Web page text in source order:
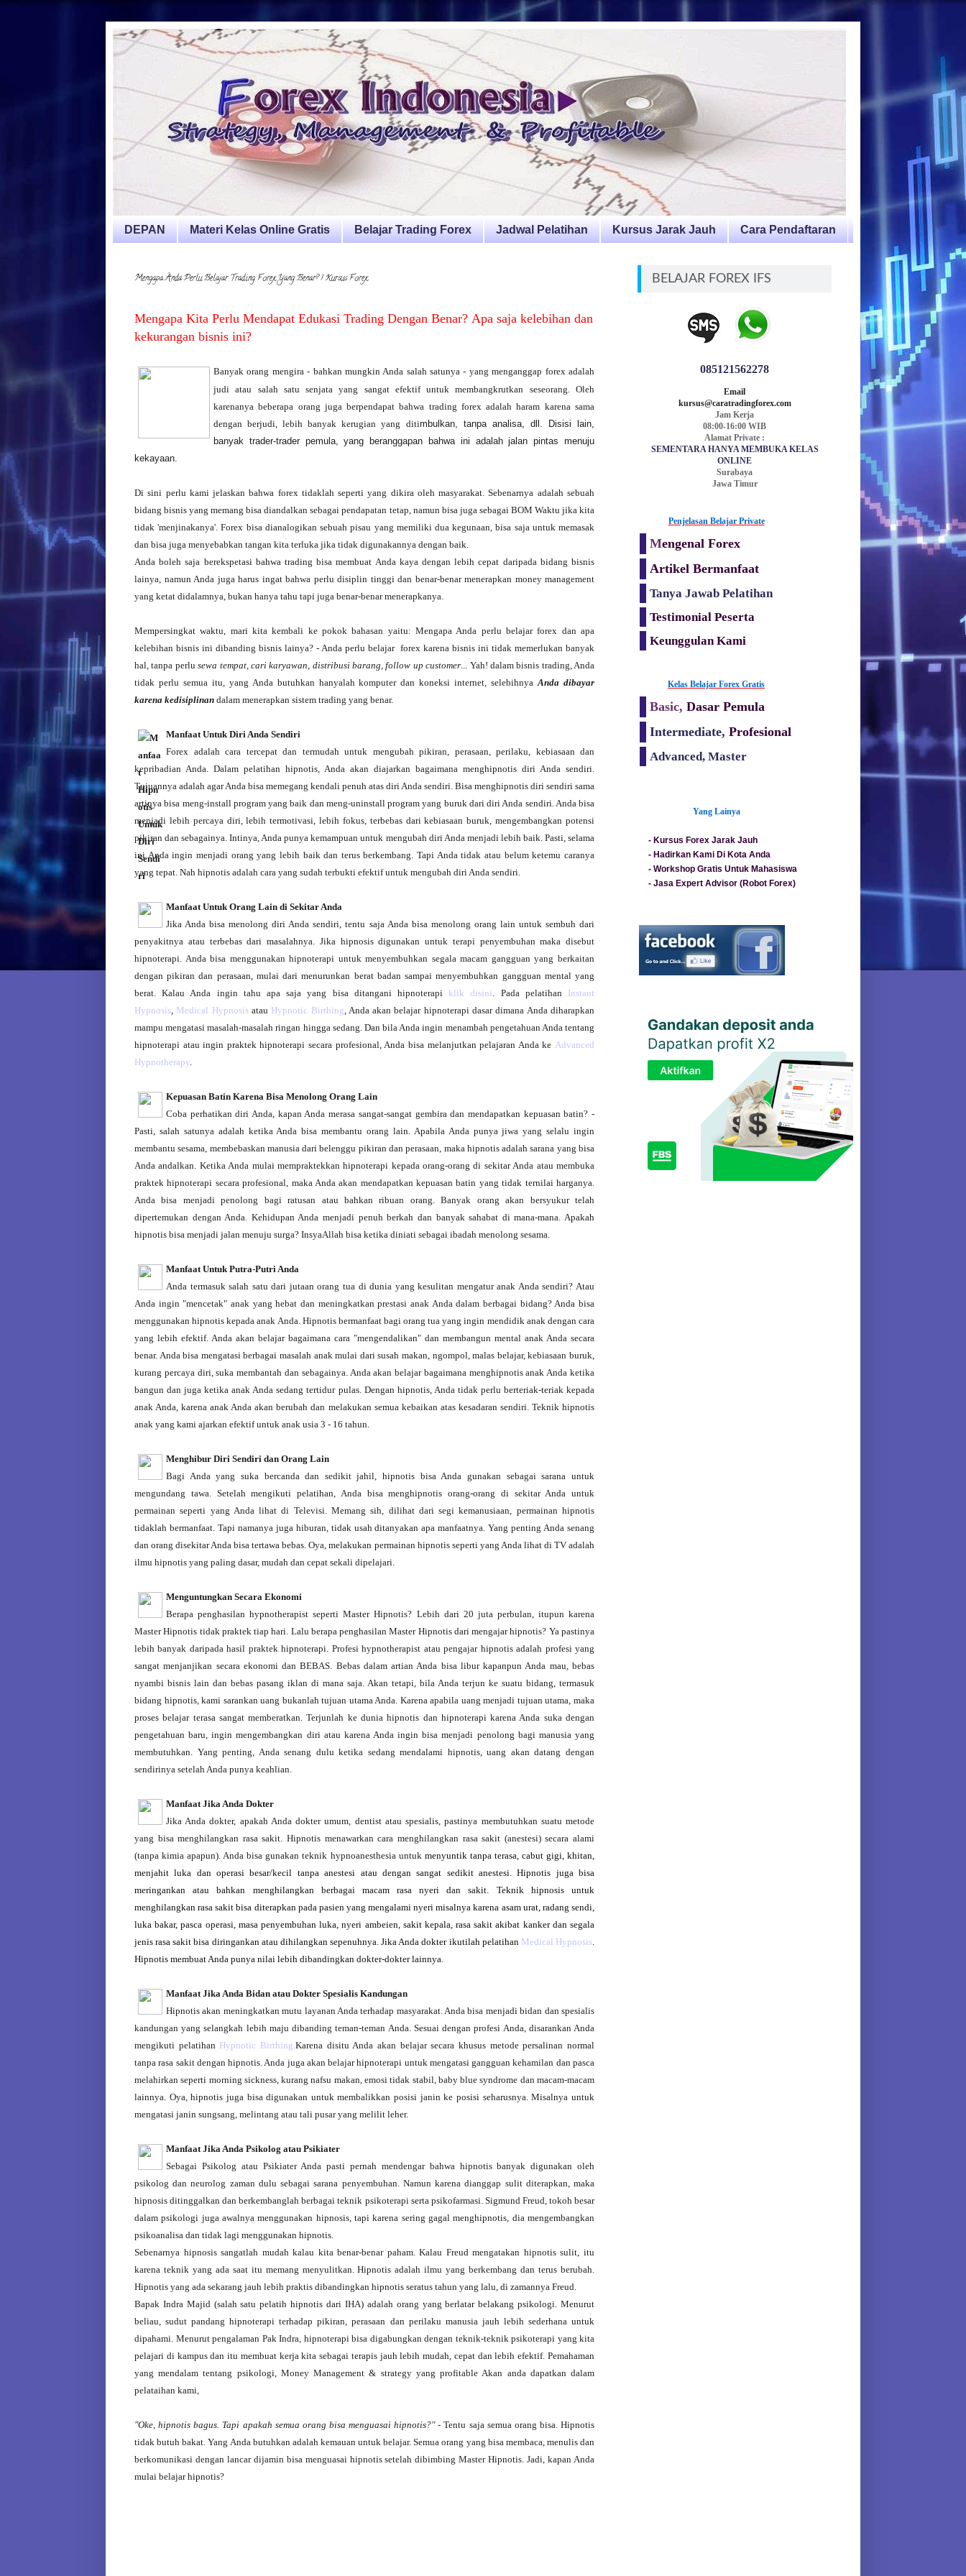
DEPAN Materi Kelas Online Gratis Belajar Trading Forex Jadwal Pelatihan Kursus Jarak Jauh Cara Pendaftaran
Mengapa Anda Perlu Belajar Trading Forex Yang Benar? | Kursus Forex
Mengapa Kita Perlu Mendapat Edukasi Trading Dengan Benar? Apa saja kelebihan dan
kekurangan bisnis ini?
Banyak orang mengira - bahkan mungkin Anda salah satunya - yang menganggap forex adalah
judi atau salah satu senjata yang sangat efektif untuk membangkrutkan seseorang. Oleh
karenanya beberapa orang juga berpendapat bahwa trading forex adalah haram karena sama
dengan berjudi, lebih banyak kerugian yang ditimbulkan, tanpa analisa, dll. Disisi lain,
banyak trader-trader pemula, yang beranggapan bahwa ini adalah jalan pintas menuju
kekayaan.
Di sini perlu kami jelaskan bahwa forex tidaklah seperti yang dikira oleh masyarakat.Sebenarnya adalah sebuah
bidang bisnis yang memang bisa diandalkan sebagai pendapatan tetap, namun bisa juga sebagai BOM Waktu jika kita
tidak 'menjinakanya'. Forex bisa dianalogikan sebuah pisau yang memiliki dua kegunaan, bisa saja untuk memasak
dan bisa juga menyebabkan tangan kita terluka jika tidak digunakannya dengan baik.
Anda boleh saja berekspetasi bahwa trading bisa membuat Anda kaya dengan lebih cepat daripada bidang bisnis
lainya, namun Anda juga harus ingat bahwa perlu disiplin tinggi dan benar-benar menerapkan money management
yang ketat didalamnya, bukan hanya tahu tapi juga benar-benar menerapkanya.
Mempersingkat waktu, mari kita kembali ke pokok bahasan yaitu: Mengapa Anda perlu belajar forex dan apa
kelebihan bisnis ini dibanding bisnis lainya? - Anda perlu belajar forex karena bisnis ini tidak memerlukan banyak
hal, tanpa perlusewa tempat, cari karyawan, distribusi barang, follow up customer... Yah! dalam bisnis trading, Anda
tidak perlu semua itu, yang Anda butuhkan hanyalah komputer dan koneksi internet, selebihnyaAnda dibayar
karena kedisiplinan dalam menerapkan sistem trading yang benar.
Manfaat Untuk Diri Anda Sendiri
Forex adalah cara tercepat dan termudah untuk mengubah pikiran, perasaan, perilaku, kebiasaan dan
kepribadian Anda. Dalam pelatihan hipnotis, Anda akan diajarkan bagaimana menghipnotis diri Anda sendiri.
Tujuannya adalah agar Anda bisa memegang kendali penuh atas diri Anda sendiri. Bisa menghipnotis diri sendiri sama
artinya bisa meng-install program yang baik dan meng-uninstall program yang buruk dari diri Anda sendiri. Anda bisa
menjadi lebih percaya diri, lebih termotivasi, lebih fokus, terbebas dari kebiasaan buruk, mengembangkan potensi
pikiran dan sebagainya. Intinya, Anda punya kemampuan untuk mengubah diri Anda menjadi lebih baik. Pasti, selama
ini Anda ingin menjadi orang yang lebih baik dan terus berkembang. Tapi Anda tidak atau belum ketemu caranya
yang tepat. Nah hipnotis adalah cara yang sudah terbukti efektif untuk mengubah diri Anda sendiri.
Manfaat Untuk Orang Lain di Sekitar Anda
Jika Anda bisa menolong diri Anda sendiri, tentu saja Anda bisa menolong orang lain untuk sembuh dari
penyakitnya atau terbebas dari masalahnya. Jika hipnosis digunakan untuk terapi penyembuhan maka disebut
hipnoterapi. Anda bisa menggunakan hipnoterapi untuk menyembuhkan segala macam gangguan yang berkaitan
dengan pikiran dan perasaan, mulai dari menurunkan berat badan sampai menyembuhkan gangguan mental yang
berat. Kalau Anda ingin tahu apa saja yang bisa ditangani hipnoterapi klik disini. Pada pelatihan Instant
Hypnosis, Medical Hypnosisatau Hypnotic Birthing, Anda akan belajar hipnoterapi dasar dimana Anda diharapkan
mampu mengatasi masalah-masalah ringan hingga sedang. Dan bila Anda ingin menambah pengetahuan Anda tentang
hipnoterapi atau ingin praktek hipnoterapi secara profesional, Anda bisa melanjutkan pelajaran Anda ke Advanced
Hypnotherapy.
Kepuasan Batin Karena Bisa Menolong Orang Lain
Coba perhatikan diri Anda, kapan Anda merasa sangat-sangat gembira dan mendapatkan kepuasan batin? -
Pasti, salah satunya adalah ketika Anda bisa membantu orang lain. Apabila Anda punya jiwa yang selalu ingin
membantu sesama, membebaskan manusia dari belenggu pikiran dan perasaan, maka hipnotis adalah sarana yang bisa
Anda andalkan. Ketika Anda mulai mempraktekkan hipnoterapi kepada orang-orang di sekitar Anda atau membuka
praktek hipnoterapi secara profesional, maka Anda akan mendapatkan kepuasan batin yang tidak ternilai harganya.
Anda bisa menjadi penolong bagi ratusan atau bahkan ribuan orang. Banyak orang akan bersyukur telah
dipertemukan dengan Anda. Kehidupan Anda menjadi penuh berkah dan banyak sahabat di mana-mana. Apakah
hipnotis bisa menjadi jalan menuju surga? InsyaAllah bisa ketika diniati sebagai ibadah menolong sesama.
Manfaat Untuk Putra-Putri Anda
Anda termasuk salah satu dari jutaan orang tua di dunia yang kesulitan mengatur anak Anda sendiri? Atau
Anda ingin "mencetak" anak yang hebat dan meningkatkan prestasi anak Anda dalam berbagai bidang? Anda bisa
menggunakan hipnotis kepada anak Anda. Hipnotis bermanfaat bagi orang tua yang ingin mendidik anak dengan cara
yang lebih efektif. Anda akan belajar bagaimana cara "mengendalikan" dan membangun mental anak Anda secara
benar. Anda bisa mengatasi berbagai masalah anak mulai dari susah makan, ngompol, malas belajar, kebiasaan buruk,
kurang percaya diri, suka membantah dan sebagainya. Anda akan belajar bagaimana menghipnotis anak Anda ketika
bangun dan juga ketika anak Anda sedang tertidur pulas. Dengan hipnotis, Anda tidak perlu berteriak-teriak kepada
anak Anda, karena anak Anda akan berubah dan melakukan semua kebaikan atas kesadaran sendiri. Teknik hipnotis
anak yang kami ajarkan efektif untuk anak usia 3 - 16 tahun.
Menghibur Diri Sendiri dan Orang Lain
Bagi Anda yang suka bercanda dan sedikit jahil, hipnotis bisa Anda gunakan sebagai sarana untuk
mengundang tawa. Setelah mengikuti pelatihan, Anda bisa menghipnotis orang-orang di sekitar Anda untuk
permainan seperti yang Anda lihat di Televisi. Memang sih, dilihat dari segi kemanusiaan, permainan hipnotis
tidaklah bermanfaat. Tapi namanya juga hiburan, tidak usah ditanyakan apa manfaatnya. Yang penting Anda senang
dan orang disekitar Anda bisa tertawa bebas. Oya, melakukan permainan hipnotis seperti yang Anda lihat di TV adalah
ilmu hipnotis yang paling dasar, mudah dan cepat sekali dipelajari.
Menguntungkan Secara Ekonomi
Berapa penghasilan hypnotherapist seperti Master Hipnotis? Lebih dari 20 juta perbulan, itupun karena
Master Hipnotis tidak praktek tiap hari. Lalu berapa penghasilan Master Hipnotis dari mengajar hipnotis? Ya pastinya
lebih banyak daripada hasil praktek hipnoterapi. Profesi hypnotherapist atau pengajar hipnotis adalah profesi yang
sangat menjanjikan secara ekonomi dan BEBAS. Bebas dalam artian Anda bisa libur kapanpun Anda mau, bebas
nyambi bisnis lain dan bebas pasang iklan di mana saja. Akan tetapi, bila Anda terjun ke suatu bidang, termasuk
bidang hipnotis, kami sarankan uang bukanlah tujuan utama Anda. Karena apabila uang menjadi tujuan utama, maka
proses belajar terasa sangat memberatkan. Terjunlah ke dunia hipnotis dan hipnoterapi karena Anda suka dengan
pengetahuan baru, ingin mengembangkan diri atau karena Anda ingin bisa menjadi penolong bagi manusia yang
membutuhkan. Yang penting, Anda senang dulu ketika sedang mendalami hipnotis, uang akan datang dengan
sendirinya setelah Anda punya keahlian.
Manfaat Jika Anda Dokter
Jika Anda dokter, apakah Anda dokter umum, dentist atau spesialis, pastinya membutuhkan suatu metode
yang bisa menghilangkan rasa sakit. Hipnotis menawarkan cara menghilangkan rasa sakit (anestesi) secara alami
(tanpa kimia apapun). Anda bisa gunakan teknik hypnoanesthesia untuk menyuntik tanpa terasa, cabut gigi, khitan,
menjahit luka dan operasi besar/kecil tanpa anestesi atau dengan sangat sedikit anestesi. Hipnotis juga bisa
meringankan atau bahkan menghilangkan berbagai macam rasa nyeri dan sakit. Teknik hipnosis untuk
menghilangkan rasa sakit bisa diterapkan pada pasien yang mengalami nyeri misalnya karena asam urat, radang sendi,
luka bakar, pasca operasi, masa penyembuhan luka, nyeri ambeien, sakit kepala, rasa sakit akibat kanker dan segala
jenis rasa sakit bisa diringankan atau dihilangkan sepenuhnya. Jika Anda dokter ikutilah pelatihan Medical Hypnosis.
Hipnotis membuat Anda punya nilai lebih dibandingkan dokter-dokter lainnya.
Manfaat Jika Anda Bidan atau Dokter Spesialis Kandungan
Hipnotis akan meningkatkan mutu layanan Anda terhadap masyarakat. Anda bisa menjadi bidan dan spesialis
kandungan yang selangkah lebih maju dibanding teman-teman Anda. Sesuai dengan profesi Anda, disarankan Anda
mengikuti pelatihan Hypnotic Birthing.Karena disitu Anda akan belajar secara khusus metode persalinan normal
tanpa rasa sakit dengan hipnotis. Anda juga akan belajar hipnoterapi untuk mengatasi gangguan kehamilan dan pasca
melahirkan seperti morning sickness, kurang nafsu makan, emosi tidak stabil, baby blue syndrome dan macam-macam
lainnya. Oya, hipnotis juga bisa digunakan untuk membalikkan posisi janin ke posisi seharusnya. Misalnya untuk
mengatasi janin sungsang, melintang atau tali pusar yang melilit leher.
Manfaat Jika Anda Psikolog atau Psikiater
Sebagai Psikolog atau Psikiater Anda pasti pernah mendengar bahwa hipnotis banyak digunakan oleh
psikolog dan neurolog zaman dulu sebagai sarana penyembuhan. Namun karena dianggap sulit diterapkan, maka
hipnosis ditinggalkan dan berkembanglah berbagai teknik psikoterapi serta psikofarmasi. Sigmund Freud, tokoh besar
dalam psikologi juga awalnya menggunakan hipnosis, tapi karena sering gagal menghipnotis, dia mengembangkan
psikoanalisa dan tidak lagi menggunakan hipnotis.
Sebenarnya hipnosis sangatlah mudah kalau kita benar-benar paham. Kalau Freud mengatakan hipnotis sulit, itu
karena teknik yang ada saat itu memang menyulitkan. Hipnotis adalah ilmu yang berkembang dan terus berubah.
Hipnotis yang ada sekarang jauh lebih praktis dibandingkan hipnotis seratus tahun yang lalu, di zamannya Freud.
Bapak Indra Majid (salah satu pelatih hipnotis dari IHA) adalah orang yang berlatar belakang psikologi. Menurut
beliau, sudut pandang hipnoterapi terhadap pikiran, perasaan dan perilaku manusia jauh lebih sederhana untuk
dipahami. Menurut pengalaman Pak Indra, hipnoterapi bisa digabungkan dengan teknik-teknik psikoterapi yang kita
pelajari di kampus dan itu membuat kerja kita sebagai terapis jauh lebih mudah, cepat dan lebih efektif. Pemahaman
yang mendalam tentang psikologi, Money Management & strategy yang profitable Akan anda dapatkan dalam
pelataihan kami,
"Oke, hipnotis bagus. Tapi apakah semua orang bisa menguasai hipnotis?"- Tentu saja semua orang bisa. Hipnotis
tidak butuh bakat. Yang Anda butuhkan adalah kemauan untuk belajar. Semua orang yang bisa membaca, menulis dan
berkomunikasi dengan lancar dijamin bisa menguasai hipnotis setelah dibimbing Master Hipnotis. Jadi, kapan Anda
mulai belajar hipnotis?
BELAJAR FOREX IFS
085121562278
Email
kursus@caratradingforex.com
Jam Kerja
08:00-16:00 WIB
Alamat Private :
SEMENTARA HANYA MEMBUKA KELAS
ONLINE
Surabaya
Jawa Timur
Penjelasan Belajar Private
Mengenal Forex
Artikel Bermanfaat
Tanya Jawab Pelatihan
Testimonial Peserta
Keunggulan Kami
Kelas Belajar Forex Gratis
Basic, Dasar Pemula
Intermediate, Profesional
Advanced, Master
Yang Lainya
- Kursus Forex Jarak Jauh
- Hadirkan Kami Di Kota Anda
- Workshop Gratis Untuk Mahasiswa
- Jasa Expert Advisor (Robot Forex)